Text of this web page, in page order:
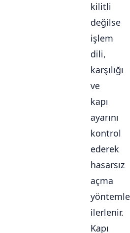
kilitli
değilse
işlem
dili,
karşılığı
ve
kapı
ayarını
kontrol
ederek
hasarsız
açma
ilerlenir.
Kapı